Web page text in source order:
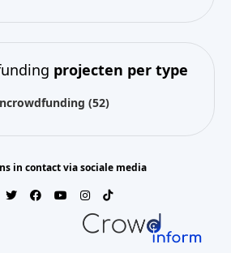
projecten per type
(52)
in contact via sociale media